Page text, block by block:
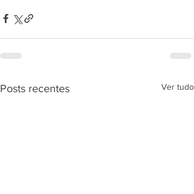
Posts recentes Ver tudo